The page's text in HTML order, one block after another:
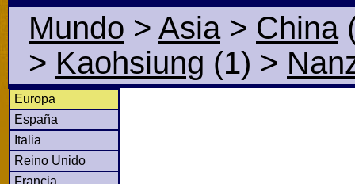
Mundo > Asia> China
> Kaohsiung (1) >
Europa
España
Italia
Reino Unido
Francia